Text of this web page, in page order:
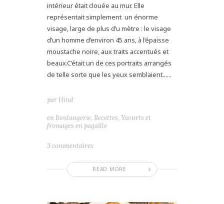
intérieur était clouée au mur. Elle
représentait simplement un énorme
visage, large de plus d’u mètre : le visage
d’un homme d’environ 45 ans, à l’épaisse
moustache noire, aux traits accentués et
beaux.C’était un de ces portraits arrangés
de telle sorte que les yeux semblaient......
READ MORE
par Hind
en Boulangerie, Recettes, Yaourts et
fromages en pagaille
3 commentaires